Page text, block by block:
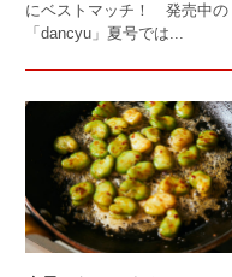
にベストマッチ！ 発売中の
「dancyu」夏号では...